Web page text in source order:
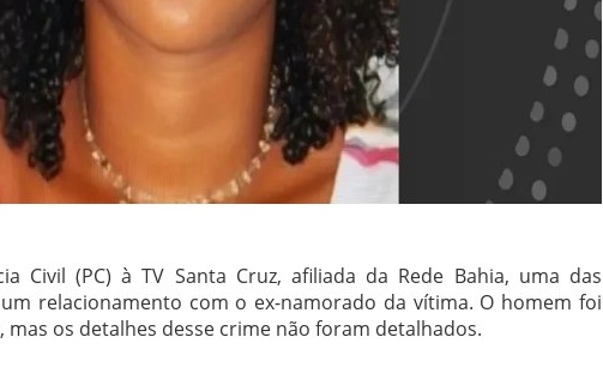
Civil (PC) à TV Santa Cruz, afiliada da Rede Bahia, uma das
relacionamento com o ex-namorado da vítima. O homem foi
os detalhes desse crime não foram detalhados.